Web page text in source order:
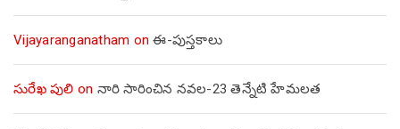
Vijayaranganatham onఈ-పుస్తకాలు
సురేఖ పులి on నారి సారించిన నవల-23 తెన్నేటి హేమలత